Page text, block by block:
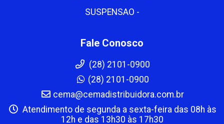
SUSPENSAO -
Fale Conosco
(28) 2101-0900
(28) 2101-0900
cema@cemadistribuidora.com.br
Atendimento de segunda a sexta-feira das 08h às
12h e das 13h30 às 17h30